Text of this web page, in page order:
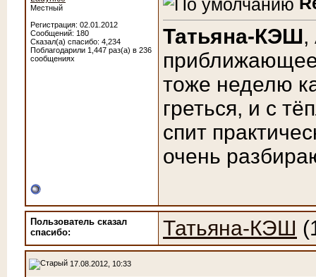
Местный
Регистрация: 02.01.2012
Сообщений: 180
Сказал(а) спасибо: 4,234
Поблагодарили 1,447 раз(а) в 236
сообщениях
Татьяна-КЭШ,
тоже неделю
греться, и с
спит
очень
Пользователь сказал
cпасибо:
Татьяна-КЭШ
17.08.2012, 10:33